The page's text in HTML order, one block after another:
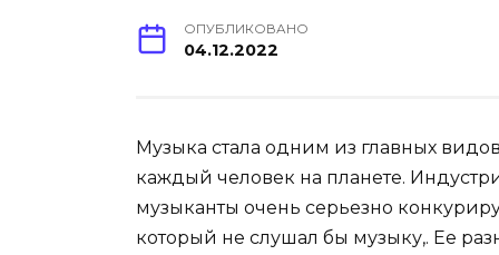
ОПУБЛИКОВАНО
04.12.2022
Музыка стала одним из главных
каждый человек на планете.
музыканты очень серьезно
который не слушал бы музыку,. Ее